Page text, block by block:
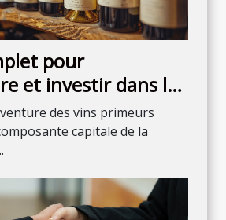
pour
et investir dans les
de 2024
des vins primeurs
capitale de la